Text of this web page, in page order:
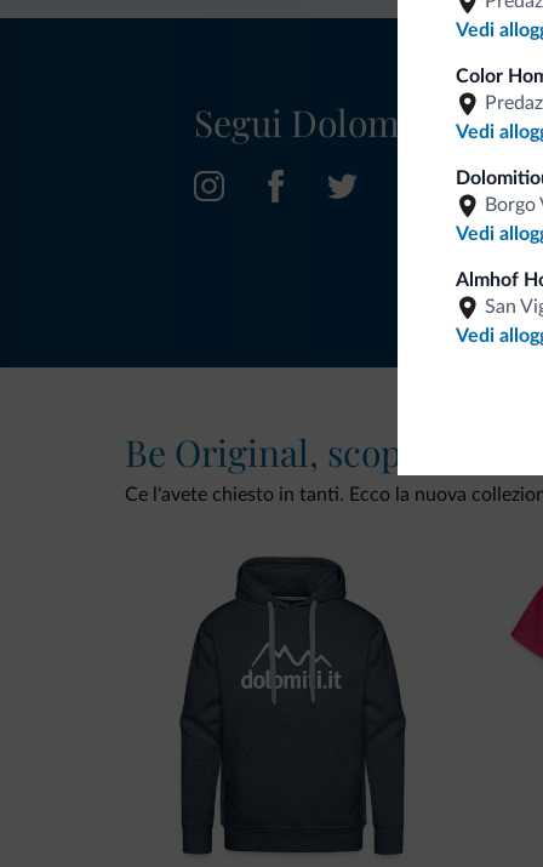
Vedi
Color
Vedi
Borgo
Vedi
Almhof
San
Vedi
Segui Dolomiti.it
Be Original, scopri la
Ce l'avete chiesto in tanti. Ecco la nuova